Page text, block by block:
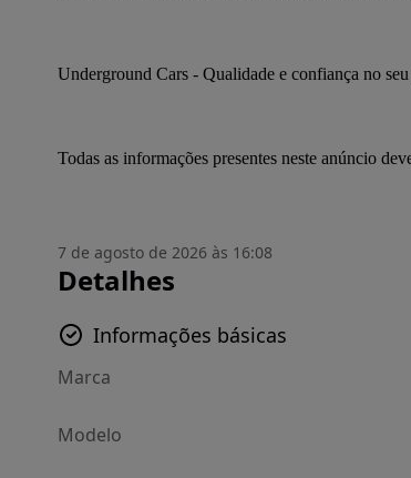
Underground Cars - Qualidade e confiança no
Todas as informações presentes neste anúncio
7 de agosto de 2026 às 16:08
Detalhes
Informações básicas
Marca
Modelo